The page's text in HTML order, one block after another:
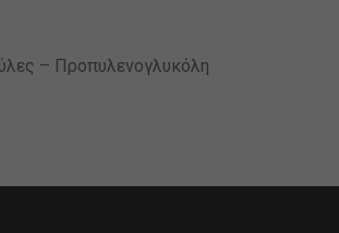
– Προπυλενογλυκόλη